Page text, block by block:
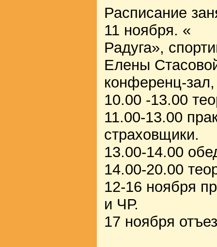
Расписание
11 ноября. «
Радуга»,
Елены
конференц-
10.00 -13.00
11.00-13.00
страховщики.
13.00-14.00
14.00-20.00
12-16 ноября
и ЧР.
17 ноября